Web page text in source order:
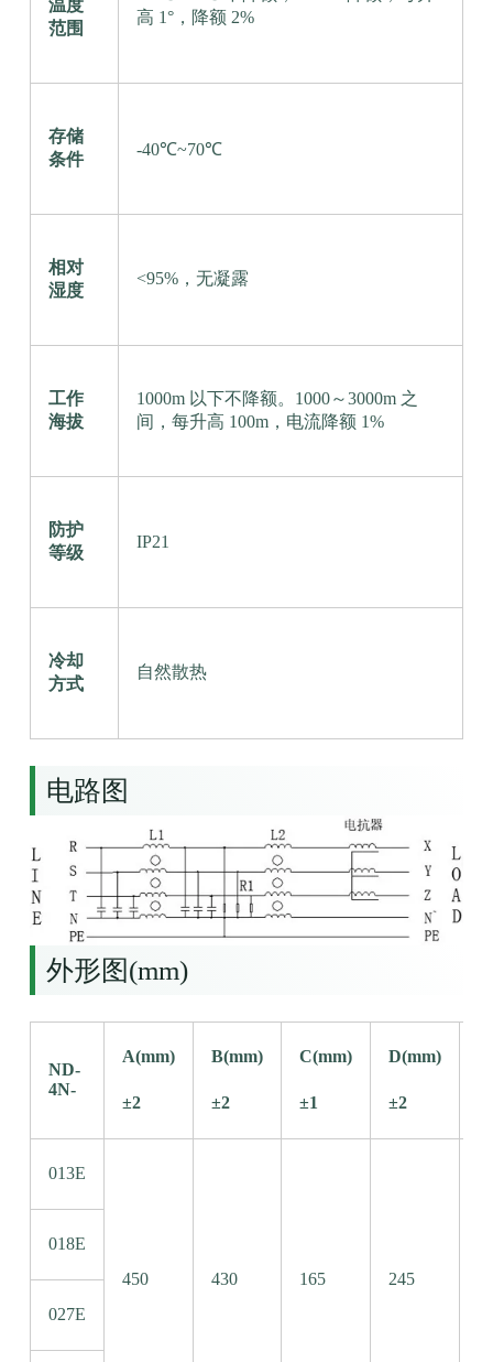
温度
范围
高 1°，降额 2%
存储
条件
-40℃~70℃
相对
湿度
<95%，无凝露
工作
海拔
1000m 以下不降额。1000～3000m 之
间，每升高 100m，电流降额 1%
防护
等级
IP21
冷却
方式
自然散热
电路图
外形图(mm)
ND-
4N-
A(mm)
±2
B(mm)
±2
C(mm)
±1
D(mm)
±2
013E
450 430 165 245
018E
027E